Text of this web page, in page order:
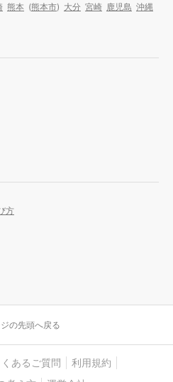
熊本 (熊本市) 大分 宮崎 鹿児島 沖縄
方
の先頭へ戻る
くあるご質問
利用規約